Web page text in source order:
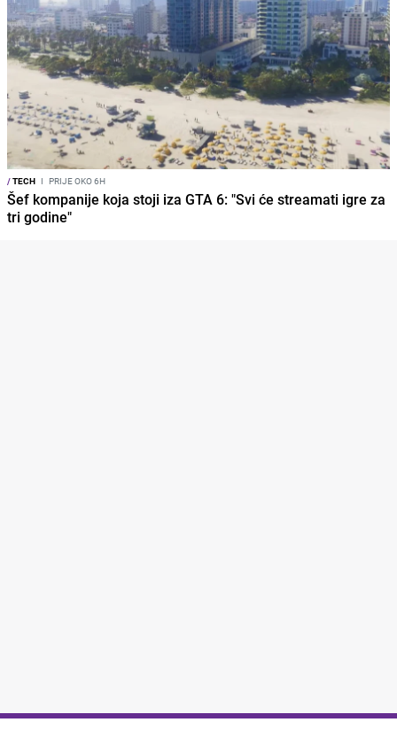
/TECH I PRIJE OKO 6H
Šef kompanije koja stoji iza GTA 6: "Svi će streamati igre za
tri godine"